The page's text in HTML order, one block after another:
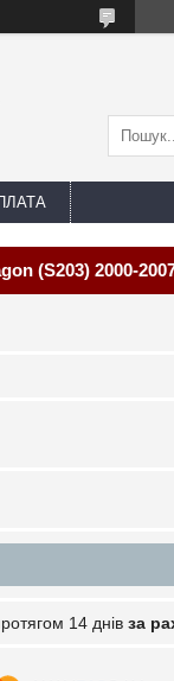
(S203) 2000-
14 днів за